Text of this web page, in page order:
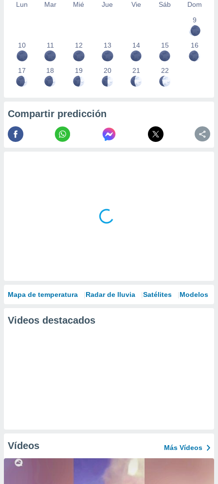
Lun Mar Mié Jue Vie Sáb
Dom
9
10 11 12 13 14 15 16
17 18 19 20 21 22
Compartir predicción
Mapa de temperatura Radar de lluvia Satélites Modelos
Videos destacados
Vídeos Más Vídeos